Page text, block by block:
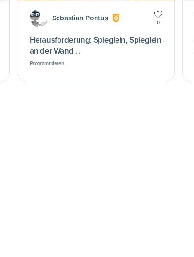
Sebastian Pontus
0
Herausforderung: Spieglein, Spieglein
an der Wand ...
Programmieren